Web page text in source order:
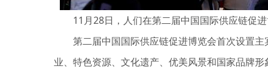
11月28日，人们在第二届中国国际供应链促进
第二届中国国际供应链促进博览会首次设置主
业、特色资源、文化遗产、优美风景和国家品牌